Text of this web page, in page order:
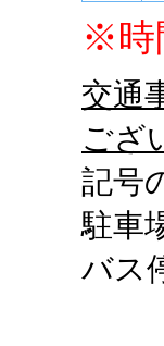
※時
交通
ござ
記号
駐車
バス